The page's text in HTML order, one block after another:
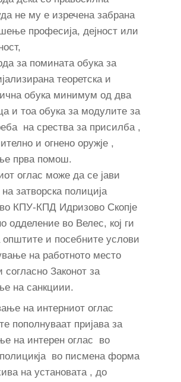
не му е изречена забрана
професија, дејност или
за помината обука за
теоретска и
обука минимум од два
и тоа обука за модулите за
на срества за присилба ,
и огнено оружје ,
прва помош.
оглас може да се јави
затворска полиција
КПУ-КПД Идризово Скопје
одделение во Велес, кој ги
општите и посебните услови
на работното место
Законот за
на санкциии.
на интерниот оглас
пополнуваат пријава за
на интерен оглас во
полицикја во писмена форма
на установата , до